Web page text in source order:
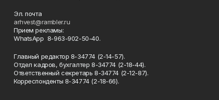
Эл. почта
arhvest@rambler.ru
Прием рекламы:
WhatsApp 8-963-902-50-40.
Главный редактор 8-34774 (2-14-57).
Отдел кадров, бухгалтер 8-34774 (2-18-44).
Ответственный секретарь 8-34774 (2-12-87).
Корреспонденты 8-34774 (2-18-66).